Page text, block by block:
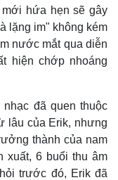
hứa hẹn sẽ gây
lặng im" không kém
nước mắt qua diễn
hiện chớp nhoáng
đã quen thuộc
lâu của Erik, nhưng
thành của nam
xuất, 6 buổi thu âm
trước đó, Erik đã